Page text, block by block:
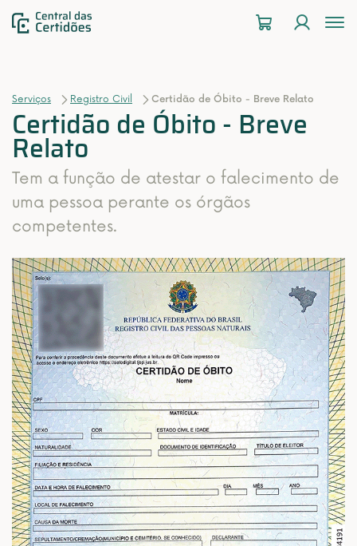
Serviços Registro Civil Certidão de Óbito - Breve Relato
Certidão de Óbito - Breve
Relato
Tem a função de atestar o falecimento de
uma pessoa perante os órgãos
competentes.